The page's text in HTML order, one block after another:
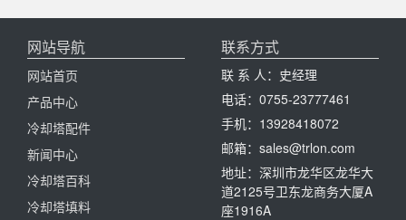
网站导航
网站首页
产品中心
冷却塔配件
新闻中心
冷却塔百科
冷却塔填料
联系方式
联 系 人：史经理
电话：0755-23777461
手机：13928418072
邮箱：sales@trlon.com
地址：深圳市龙华区龙华大
道2125号卫东龙商务大厦A
座1916A